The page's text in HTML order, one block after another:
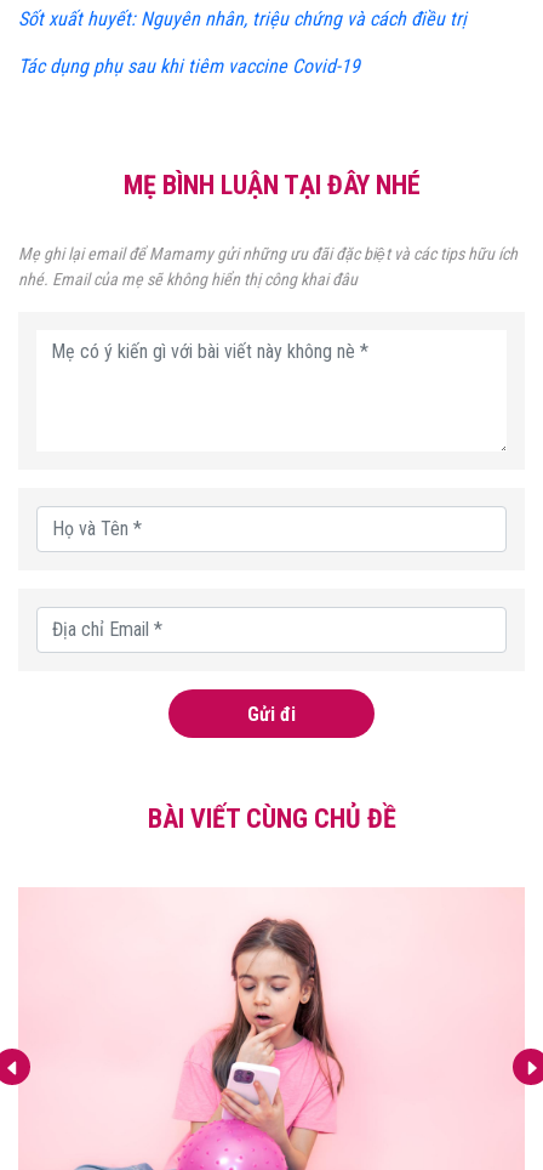
Sốt xuất huyết: Nguyên nhân, triệu chứng và cách điều trị
Tác dụng phụ sau khi tiêm vaccine Covid-19
MẸ BÌNH LUẬN TẠI ĐÂY NHÉ
Mẹ ghi lại email để Mamamy gửi những ưu đãi đặc biệt và các tips hữu ích
nhé. Email của mẹ sẽ không hiển thị công khai đâu
Gửi đi
BÀI VIẾT CÙNG CHỦ ĐỀ